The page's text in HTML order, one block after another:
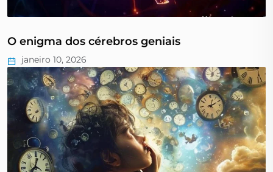
O enigma dos cérebros geniais
janeiro 10, 2026